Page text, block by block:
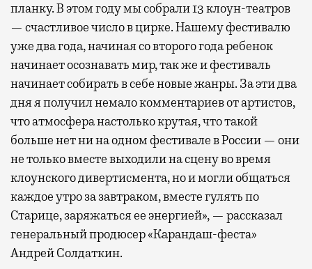
планку. В этом году мы собрали 13 клоун-театров
— счастливое число в цирке. Нашему фестивалю
уже два года, начиная со второго года ребенок
начинает осознавать мир, так же и фестиваль
начинает собирать в себе новые жанры. За эти два
дня я получил немало комментариев от артистов,
что атмосфера настолько крутая, что такой
больше нет ни на одном фестивале в России — они
не только вместе выходили на сцену во время
клоунского дивертисмента, но и могли общаться
каждое утро за завтраком, вместе гулять по
Старице, заряжаться ее энергией», — рассказал
генеральный продюсер «Карандаш-феста»
Андрей Солдаткин.